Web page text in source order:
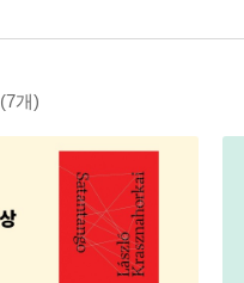
(7개)